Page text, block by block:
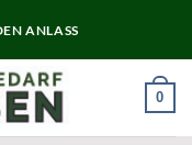
ANLASS
0